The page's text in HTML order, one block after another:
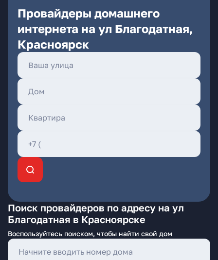
Провайдеры домашнего
интернета на ул Благодатная,
Красноярск
Поиск провайдеров по адресу на ул
Благодатная в Красноярске
Воспользуйтесь поиском, чтобы найти свой дом